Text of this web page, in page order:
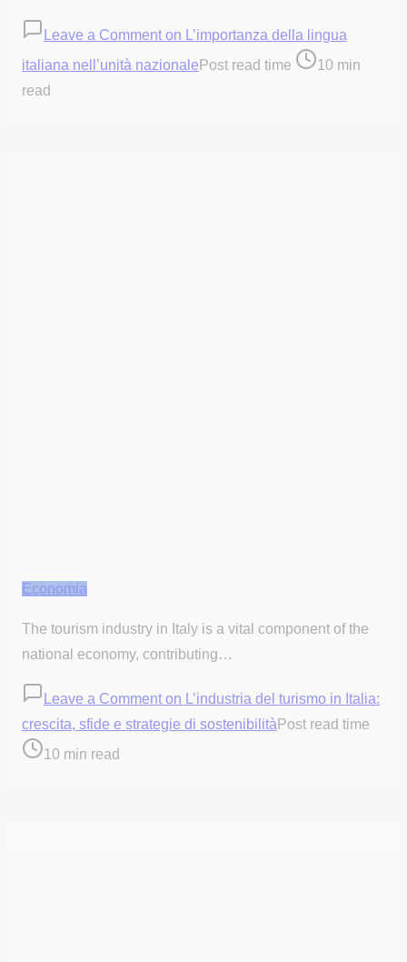
Leave a Comment on L’importanza della lingua
italiana nell’unità nazionale Post read time
10 min
read
Economia
The tourism industry in Italy is a vital component of the
national economy, contributing…
Leave a Comment on L’industria del turismo in Italia:
crescita, sfide e strategie di sostenibilità Post read time
10 min read